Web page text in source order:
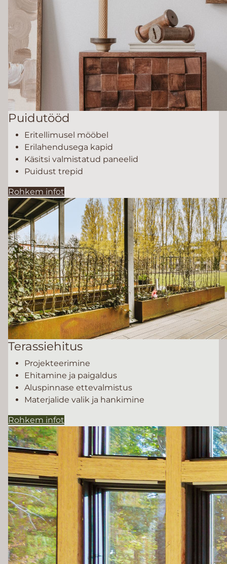
Puidutööd
Eritellimusel mööbel
Erilahendusega kapid
Käsitsi valmistatud paneelid
Puidust trepid
Rohkem infot
Terassiehitus
Projekteerimine
Ehitamine ja paigaldus
Aluspinnase ettevalmistus
Materjalide valik ja hankimine
Rohkem infot